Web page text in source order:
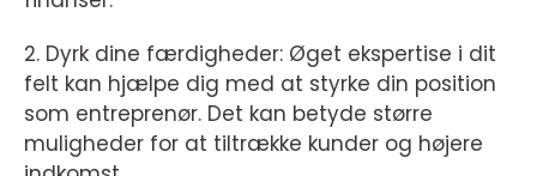
2. Dyrk dine færdigheder: Øget ekspertise i dit
felt kan hjælpe dig med at styrke din position
som entreprenør. Det kan betyde større
muligheder for at tiltrække kunder og højere